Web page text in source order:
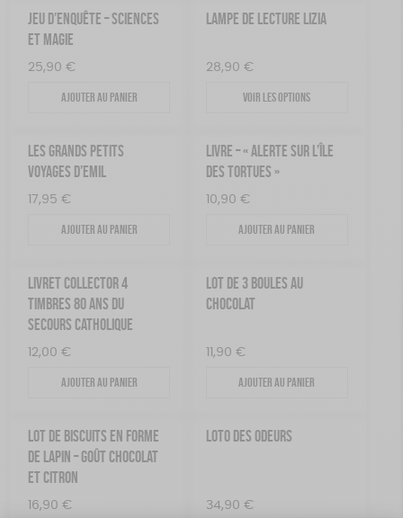
JEU D’ENQUÊTE – SCIENCES
ET MAGIE
25,90 €
Ajouter au panier
LAMPE DE LECTURE LIZIA
28,90 €
Voir les options
LES GRANDS PETITS
VOYAGES D’EMIL
17,95 €
Ajouter au panier
LIVRE – « ALERTE SUR L’ÎLE
DES TORTUES »
10,90 €
Ajouter au panier
LIVRET COLLECTOR 4
TIMBRES 80 ANS DU
SECOURS CATHOLIQUE
12,00 €
Ajouter au panier
LOT DE 3 BOULES AU
CHOCOLAT
11,90 €
Ajouter au panier
LOT DE BISCUITS EN FORME
DE LAPIN – GOÛT CHOCOLAT
ET CITRON
16,90 €
LOTO DES ODEURS
34,90 €